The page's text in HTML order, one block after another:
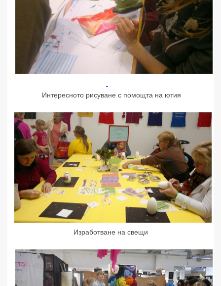
Интересното рисуване с помощта на ютия
Изработване на свещи